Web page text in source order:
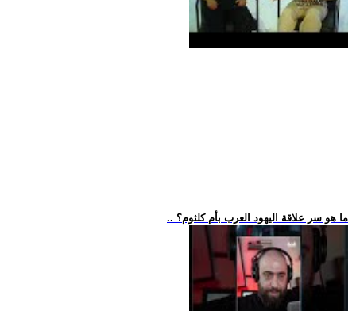
.. ما هو سر علاقة اليهود العرب بأم كلثوم؟